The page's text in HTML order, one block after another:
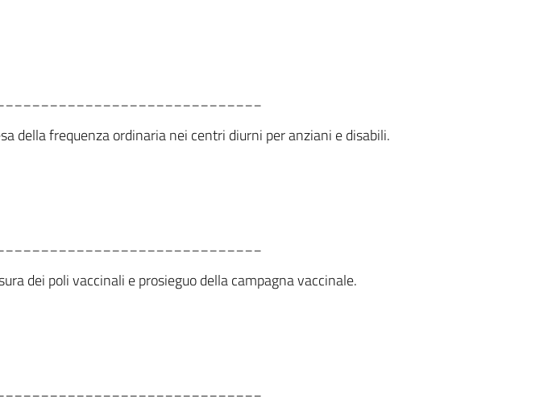
della frequenza ordinaria nei centri diurni per anziani e disabili.
dei poli vaccinali e prosieguo della campagna vaccinale.